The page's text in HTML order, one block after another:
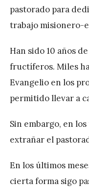
pastorado para
trabajo misionero-
Han sido 10 años
fructíferos. Miles
Evangelio en los
permitido llevar a
Sin embargo, en
extrañar el
En los últimos
cierta forma sigo